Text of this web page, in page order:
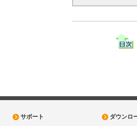
サポート ダウンロ